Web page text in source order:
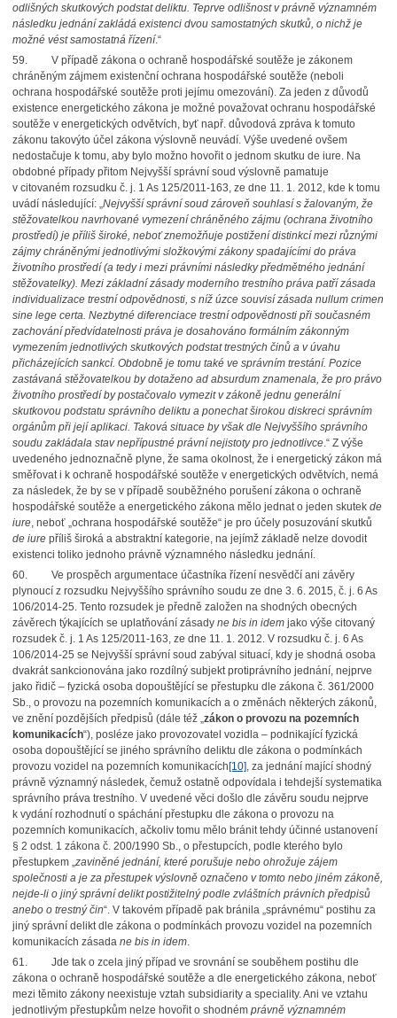
odlišných skutkových podstat deliktu. Teprve odlišnost v právně významném
následku jednání zakládá existenci dvou samostatných skutků, o nichž je
možné vést samostatná řízení.“
59. V případě zákona o ochraně hospodářské soutěže je zákonem
chráněným zájmem existenční ochrana hospodářské soutěže (neboli
ochrana hospodářské soutěže proti jejímu omezování). Za jeden z důvodů
existence energetického zákona je možné považovat ochranu hospodářské
soutěže v energetických odvětvích, byť např. důvodová zpráva k tomuto
zákonu takovýto účel zákona výslovně neuvádí. Výše uvedené ovšem
nedostačuje k tomu, aby bylo možno hovořit o jednom skutku de iure. Na
obdobné případy přitom Nejvyšší správní soud výslovně pamatuje
v citovaném rozsudku č. j. 1 As 125/2011-163, ze dne 11. 1. 2012, kde k tomu
uvádí následující: „ Nejvyšší správní soud zároveň souhlasí s žalovaným, že
stěžovatelkou navrhované vymezení chráněného zájmu (ochrana životního
prostředí) je příliš široké, neboť znemožňuje postižení distinkcí mezi různými
zájmy chráněnými jednotlivými složkovými zákony spadajícími do práva
životního prostředí (a tedy i mezi právními následky předmětného jednání
stěžovatelky). Mezi základní zásady moderního trestního práva patří zásada
individualizace trestní odpovědnosti, s níž úzce souvisí zásada nullum crimen
sine lege certa. Nezbytné diferenciace trestní odpovědnosti při současném
zachování předvídatelnosti práva je dosahováno formálním zákonným
vymezením jednotlivých skutkových podstat trestných činů a v úvahu
přicházejících sankcí. Obdobně je tomu také ve správním trestání. Pozice
zastávaná stěžovatelkou by dotaženo ad absurdum znamenala, že pro právo
životního prostředí by postačovalo vymezit v zákoně jednu generální
skutkovou podstatu správního deliktu a ponechat širokou diskreci správním
orgánům při její aplikaci. Taková situace by však dle Nejvyššího správního
soudu zakládala stav nepřípustné právní nejistoty pro jednotlivce.“ Z výše
uvedeného jednoznačně plyne, že sama okolnost, že i energetický zákon má
směřovat i k ochraně hospodářské soutěže v energetických odvětvích, nemá
za následek, že by se v případě souběžného porušení zákona o ochraně
hospodářské soutěže a energetického zákona mělo jednat o jeden skutekde
iure, neboť „ochrana hospodářské soutěže“ je pro účely posuzování skutků
de iure příliš široká a abstraktní kategorie, na jejímž základě nelze dovodit
existenci toliko jednoho právně významného následku jednání.
60. Ve prospěch argumentace účastníka řízení nesvědčí ani závěry
plynoucí z rozsudku Nejvyššího správního soudu ze dne 3. 6. 2015, č. j. 6 As
106/2014-25. Tento rozsudek je předně založen na shodných obecných
závěrech týkajících se uplatňování zásady ne bis in idemjako výše citovaný
rozsudek č. j. 1 As 125/2011-163, ze dne 11. 1. 2012. V rozsudku č. j. 6 As
106/2014-25 se Nejvyšší správní soud zabýval situací, kdy je shodná osoba
dvakrát sankcionována jako rozdílný subjekt protiprávního jednání, nejprve
jako řidič – fyzická osoba dopouštějící se přestupku dle zákona č. 361/2000
Sb., o provozu na pozemních komunikacích a o změnách některých zákonů,
ve znění pozdějších předpisů (dále též „ zákon o provozu na pozemních
komunikacích“), posléze jako provozovatel vozidla – podnikající fyzická
osoba dopouštějící se jiného správního deliktu dle zákona o podmínkách
provozu vozidel na pozemních komunikacích[10], za jednání mající shodný
právně významný následek, čemuž ostatně odpovídala i tehdejší systematika
správního práva trestního. V uvedené věci došlo dle závěru soudu nejprve
k vydání rozhodnutí o spáchání přestupku dle zákona o provozu na
pozemních komunikacích, ačkoliv tomu mělo bránit tehdy účinné ustanovení
§ 2 odst. 1 zákona č. 200/1990 Sb., o přestupcích, podle kterého bylo
přestupkem „ zaviněné jednání, které porušuje nebo ohrožuje zájem
společnosti a je za přestupek výslovně označeno v tomto nebo jiném zákoně,
nejde-li o jiný správní delikt postižitelný podle zvláštních právních předpisů
anebo o trestný čin“. V takovém případě pak bránila „správnému“ postihu za
jiný správní delikt dle zákona o podmínkách provozu vozidel na pozemních
komunikacích zásada ne bis in idem.
61. Jde tak o zcela jiný případ ve srovnání se souběhem postihu dle
zákona o ochraně hospodářské soutěže a dle energetického zákona, neboť
mezi těmito zákony neexistuje vztah subsidiarity a speciality. Ani ve vztahu
jednotlivým přestupkům nelze hovořit o shodném právně významném